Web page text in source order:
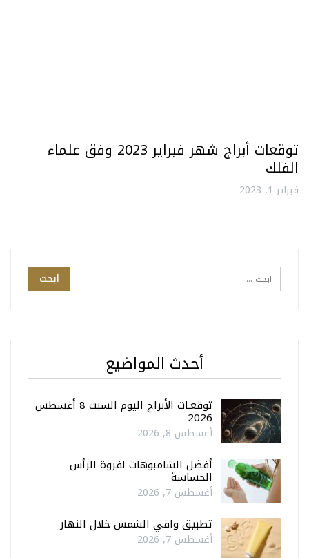
توقعات أبراج شهر فبراير 2023 وفق علماء
الفلك
فبراير 1, 2023
أحدث المواضيع
توقعـات الأبراج اليوم السبت 8 أغسطس
2026
أغسطس 8, 2026
أفضل الشامبوهات لفروة الرأس
الحساسة
أغسطس 7, 2026
تطبيق واقي الشمس خلال النهار
أغسطس 7, 2026